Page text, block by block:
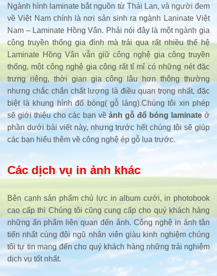
Ngành hình laminate bắt nguồn từ Thái Lan, và người đem
về Việt Nam chính là nơi sản sinh ra ngành Laninate Việt
Nam – Laminate Hồng Vân. Phải nói đây là một ngành gia
công truyền thống gia đình mà trải qua rất nhiều thế hệ
Laminate Hồng Vân vẫn giữ công nghệ gia công truyền
thống, một công nghệ gia công rất tỉ mỉ có những nét đặc
trưng riêng, thời gian gia công lâu hơn thông thường
nhưng chắc chắn chất lượng là điều quan trọng nhất, đặc
biệt là khung hình đổ bóng( gỗ láng).Chúng tôi xin phép
sẽ giới thiệu cho các bạn vềảnh gỗ đổ bóng laminateở
phần dưới bài viết này, nhưng trước hết chúng tôi sẽ giúp
các bạn hiểu thêm về công nghệ ép gỗ lụa trước.
Các dịch vụ in ảnh khác
Bên cạnh sản phẩm chủ lực in album cưới, in photobook
cao cấp thì Chúng tôi cũng cung cấp cho quý khách hàng
những ấn phẩm liên quan đến ảnh. Công nghệ in ảnh tân
tiến nhất cùng đội ngũ nhân viên giàu kinh nghiệm chúng
tôi tự tin mang đến cho quý khách hàng những trải nghiệm
dịch vụ tốt nhất.